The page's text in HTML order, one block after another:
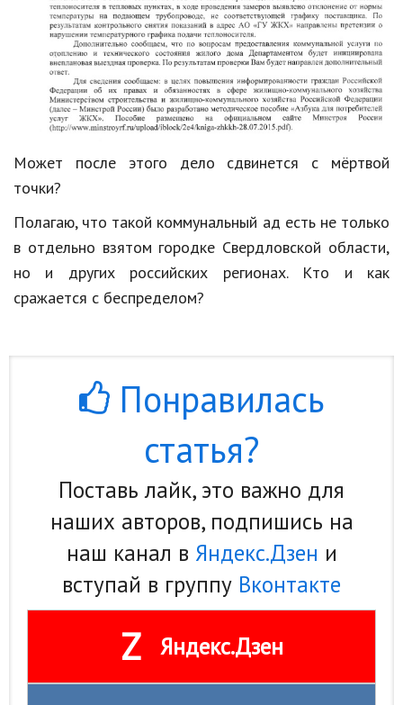
Может после этого дело сдвинется с мёртвой
точки?
Полагаю, что такой коммунальный ад есть не только
в отдельно взятом городке Свердловской области,
но и других российских регионах. Кто и как
сражается с беспределом?
Понравилась
статья?
Поставь лайк, это важно для
наших авторов, подпишись на
наш канал в Яндекс.Дзен и
вступай в группу Вконтакте
Z Яндекс.Дзен